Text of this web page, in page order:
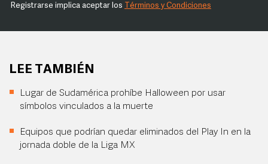
Registrarse implica aceptar los Términos y Condiciones
LEE TAMBIÉN
Lugar de Sudamérica prohíbe Halloween por usar
símbolos vinculados a la muerte
Equipos que podrían quedar eliminados del Play In en la
jornada doble de la Liga MX